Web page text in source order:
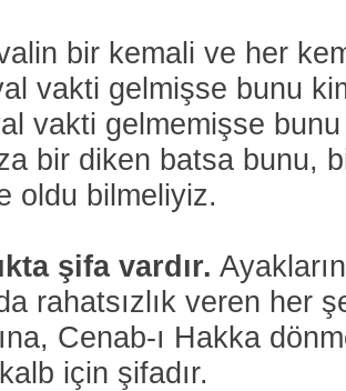
bir kemali ve her
vakti gelmişse bunu
vakti gelmemişse
bir diken batsa bunu,
oldu bilmeliyiz.
şifa vardır.
rahatsızlık veren her
Cenab-ı Hakka
için şifadır.